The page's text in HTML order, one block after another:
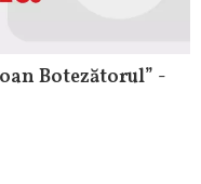
Botezătorul” -